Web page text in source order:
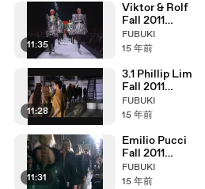
11:35
Viktor & Rolf
Fall 2011
Fashion Show
(full)
FUBUKI
15 年前
11:28
3.1 Phillip Lim
Fall 2011
Fashion Show
(full)
FUBUKI
15 年前
11:31
Emilio Pucci
Fall 2011
Fashion Show
(full)
FUBUKI
15 年前